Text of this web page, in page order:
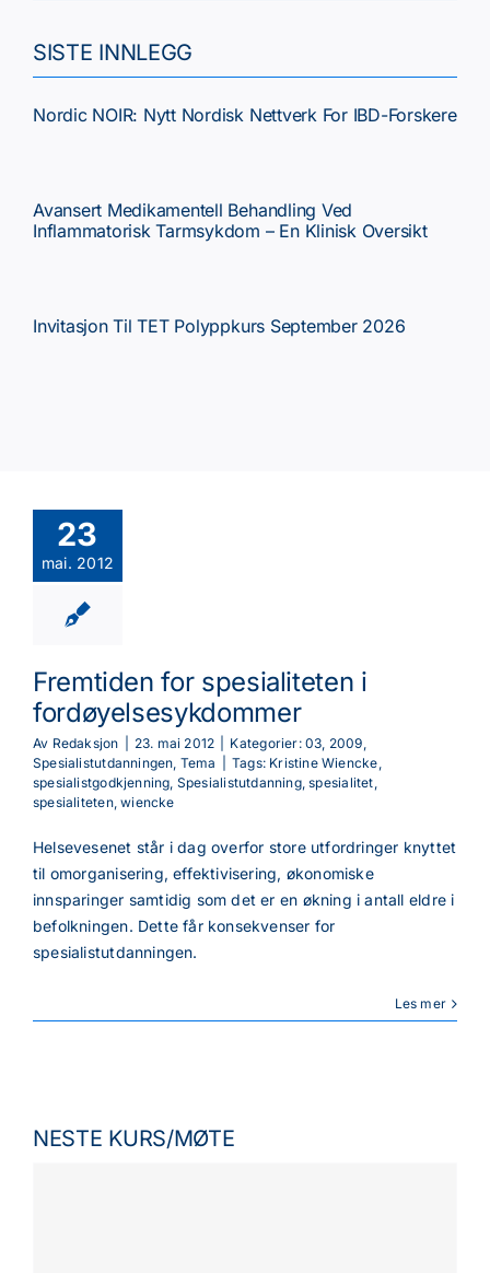
SISTE INNLEGG
Nordic NOIR: Nytt Nordisk Nettverk For IBD-Forskere
Avansert Medikamentell Behandling Ved
Inflammatorisk Tarmsykdom – En Klinisk Oversikt
Invitasjon Til TET Polyppkurs September 2026
23
mai. 2012
Fremtiden for spesialiteten i
fordøyelsesykdommer
Av Redaksjon 23. mai 2012 Kategorier:03, 2009,
Spesialistutdanningen, Tema Tags: Kristine Wiencke,
spesialistgodkjenning, Spesialistutdanning,spesialitet,
spesialiteten,wiencke
Helsevesenet står i dag overfor store utfordringer knyttet
til omorganisering, effektivisering, økonomiske
innsparinger samtidig som det er en økning i antall eldre i
befolkningen. Dette får konsekvenser for
spesialistutdanningen.
Les mer
NESTE KURS/MØTE